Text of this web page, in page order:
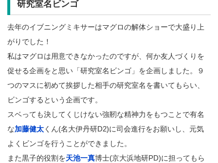
研究室名ビンゴ
去年のイブニングミキサーはマグロの解体ショーで大盛り上
がりでした！
私はマグロは用意できなかったのですが、何か友人づくりを
促せる企画をと思い「研究室名ビンゴ」を企画しました。９
つのマスに初めて挨拶した相手の研究室名を書いてもらい、
ビンゴするという企画です。
スベっても決してくじけない強靭な精神力をもつことで有名
な加藤健太 くん(名大伊丹研D2)に司会進行をお願いし、元気
よくビンゴを行うことができました。
また黒子的役割を天池一真博士(京大浜地研PD)に担ってもら